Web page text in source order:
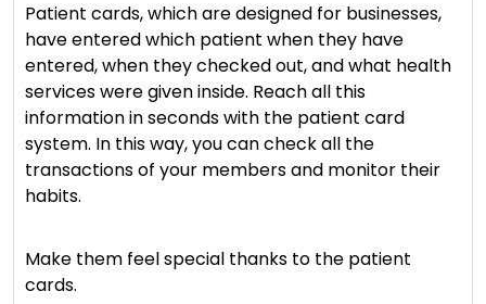
Patient cards, which are designed for businesses,
have entered which patient when they have
entered, when they checked out, and what health
services were given inside. Reach all this
information in seconds with the patient card
system. In this way, you can check all the
transactions of your members and monitor their
habits.
Make them feel special thanks to the patient
cards.